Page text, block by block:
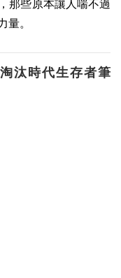
那些原本讓人喘不過
量。
汰時代生存者筆